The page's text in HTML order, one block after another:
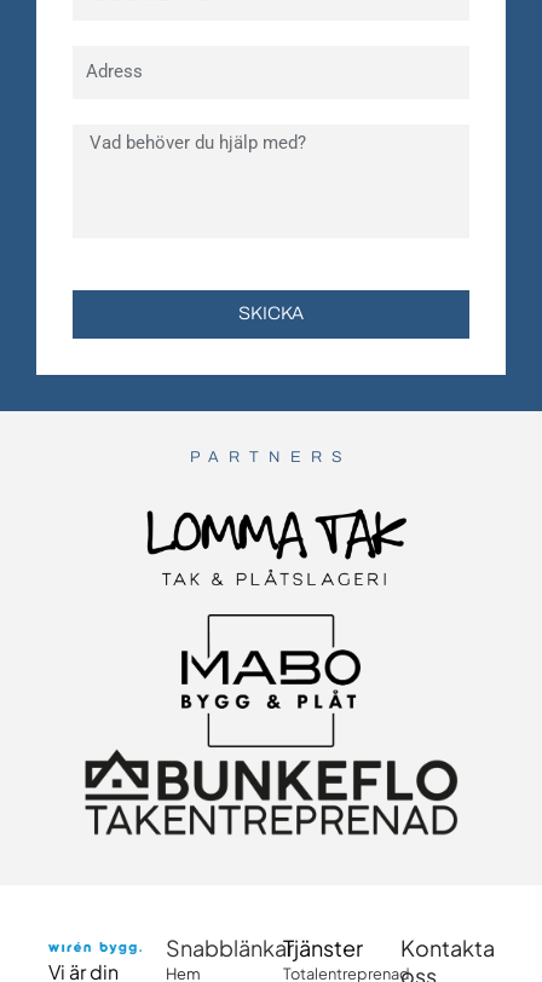
SKICKA
PARTNERS
Snabblänkar
Hem
Tjänster
Totalentreprenad
Kontakta
oss
Vi är din